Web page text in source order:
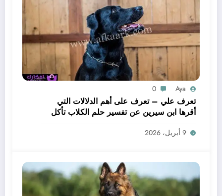
Aya
0
تعرف علي – تعرف على أهم الدلالات التي
أقرها ابن سيرين عن تفسير حلم الكلاب تأكل
لحم – بالتفصيل
9 أبريل، 2026